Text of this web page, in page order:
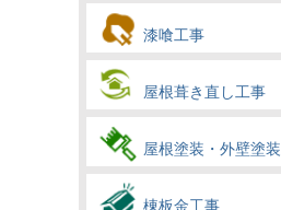
漆喰工事
屋根葺き直し工事
屋根塗装・外壁塗装
棟板金工事